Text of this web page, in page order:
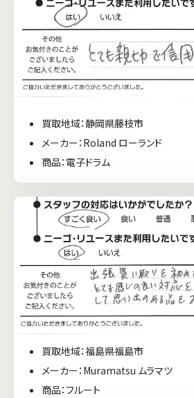
買取地域：静岡県藤枝市
メーカー：Roland ローランド
商品：電子ドラム
買取地域：福島県福島市
メーカー：Muramatsu ムラマツ
商品：フルート